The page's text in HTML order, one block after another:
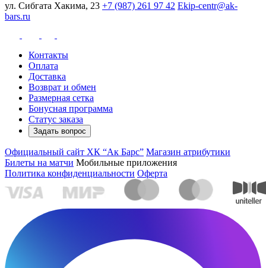
ул. Сибгата Хакима, 23 +7 (987) 261 97 42 Ekip-centr@ak-
bars.ru
Контакты
Оплата
Доставка
Возврат и обмен
Размерная сетка
Бонусная программа
Статус заказа
Задать вопрос
Официальный сайт ХК “Ак Барс” Магазин атрибутики
Билеты на матчи Мобильные приложения
Политика конфиденциальности Оферта